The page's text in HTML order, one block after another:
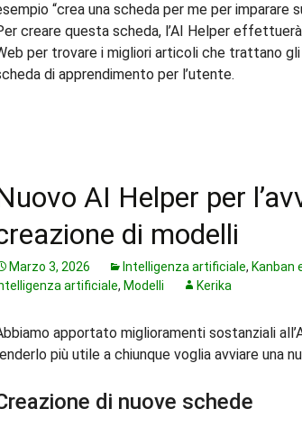
“crea una scheda per me per imparare
creare questa scheda, l’AI Helper
per trovare i migliori articoli che trattano gli
di apprendimento per l’utente.
AI Helper per
di modelli
Marzo 3, 2026 Intelligenza artificiale, Kanban
artificiale, Modelli Kerika
apportato miglioramenti sostanziali
più utile a chiunque voglia avviare una
di nuove schede